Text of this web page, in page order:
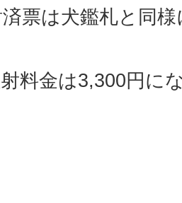
票は犬鑑札と同
料金は3,300円に